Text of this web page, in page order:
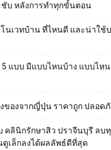
บ หลังการทำทุกขั้นตอน
นเวทบ้าน ที่ไหนดี และน่าใช้
5 แบบ มีแบบไหนบ้าง แบบไหน
งของจากญี่ปุ่น ราคาถูก ปลอด
คลินิกรักษาสิว ปราจีนบุรี ลบ
เล็กลงได้ผลลัพธ์ดีที่สุด